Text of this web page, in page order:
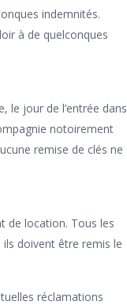
indemnités.
à de quelconques
le jour de l’entrée dans
notoirement
remise de clés ne
de location. Tous les
doivent être remis le
réclamations